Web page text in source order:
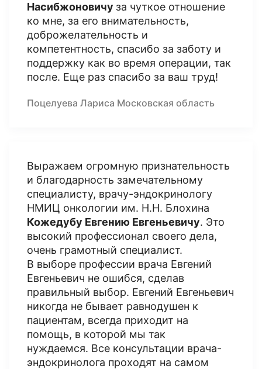
Насибжоновичу за чуткое отношение
ко мне, за его внимательность,
доброжелательность и
компетентность, спасибо за заботу и
поддержку как во время операции, так
после. Еще раз спасибо за ваш труд!
Поцелуева Лариса Московская область
Выражаем огромную признательность
и благодарность замечательному
специалисту, врачу-эндокринологу
НМИЦ онкологии им. Н.Н. Блохина
Кожедубу Евгению Евгеньевичу. Это
высокий профессионал своего дела,
очень грамотный специалист.
В выборе профессии врача Евгений
Евгеньевич не ошибся, сделав
правильный выбор. Евгений Евгеньевич
никогда не бывает равнодушен к
пациентам, всегда приходит на
помощь, в которой мы так
нуждаемся. Все консультации врача-
эндокринолога проходят на самом